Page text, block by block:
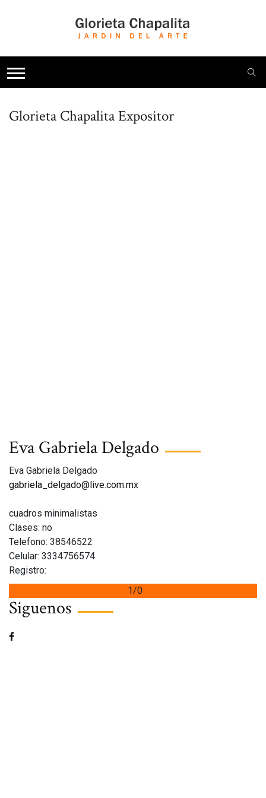
Glorieta ChapalitaExpositor
Eva Gabriela Delgado
Eva Gabriela Delgado
gabriela_delgado@live.com.mx
cuadros minimalistas
Clases: no
Telefono: 38546522
Celular: 3334756574
Registro:
1/0
Siguenos